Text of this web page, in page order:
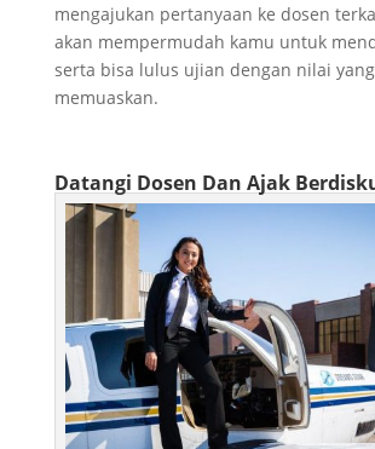
mengajukan pertanyaan ke dosen
akan mempermudah kamu untuk
serta bisa lulus ujian dengan nilai
memuaskan.
Datangi Dosen Dan Ajak